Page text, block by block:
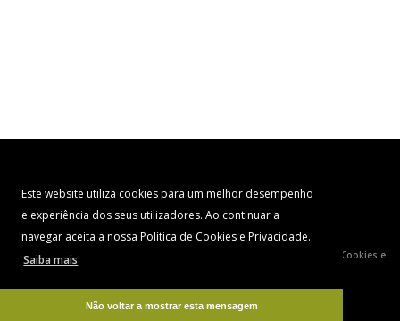
Este website utiliza cookies para um melhor desempenho
e experiência dos seus utilizadores. Ao continuar a
navegar aceita a nossa Política de Cookies e Privacidade.
Saiba mais
Não voltar a mostrar esta mensagem
© COPYRIGHT 2026. DEVELOPED BY
Política de Cookies e